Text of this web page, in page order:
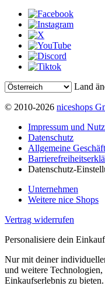
Land
© 2010-2026 niceshops
Impressum und
Datenschutz
Allgemeine
Datenschutz-
Unternehmen
Weitere nice Shops
Vertrag widerrufen
Personalisiere dein
Nur mit deiner
und weitere
Einkaufserlebnis zu bieten.